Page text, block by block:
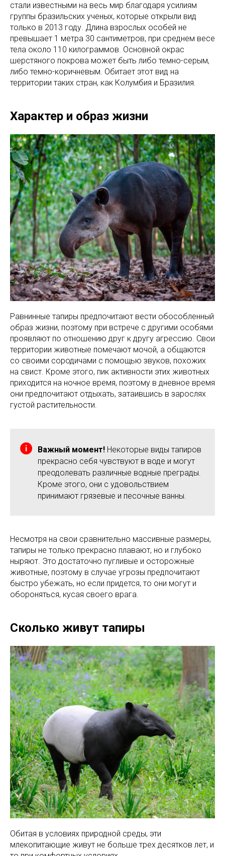
стали известными на весь мир благодаря усилиям
группы бразильских ученых, которые открыли вид
только в 2013 году. Длина взрослых особей не
превышает 1 метра 30 сантиметров, при среднем весе
тела около 110 килограммов. Основной окрас
шерстяного покрова может быть либо темно-серым,
либо темно-коричневым. Обитает этот вид на
территории таких стран, как Колумбия и Бразилия.
Характер и образ жизни
Равнинные тапиры предпочитают вести обособленный
образ жизни, поэтому при встрече с другими особями
проявляют по отношению друг к другу агрессию. Свои
территории животные помечают мочой, а общаются
со своими сородичами с помощью звуков, похожих
на свист. Кроме этого, пик активности этих животных
приходится на ночное время, поэтому в дневное время
они предпочитают отдыхать, затаившись в зарослях
густой растительности.
Важный момент! Некоторые виды тапиров
прекрасно себя чувствуют в воде и могут
преодолевать различные водные преграды.
Кроме этого, они с удовольствием
принимают грязевые и песочные ванны.
Несмотря на свои сравнительно массивные размеры,
тапиры не только прекрасно плавают, но и глубоко
ныряют. Это достаточно пугливые и осторожные
животные, поэтому в случае угрозы предпочитают
быстро убежать, но если придется, то они могут и
обороняться, кусая своего врага.
Сколько живут тапиры
Обитая в условиях природной среды, эти
млекопитающие живут не больше трех десятков лет, и